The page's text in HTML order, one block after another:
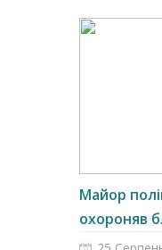
Майор
охороняв